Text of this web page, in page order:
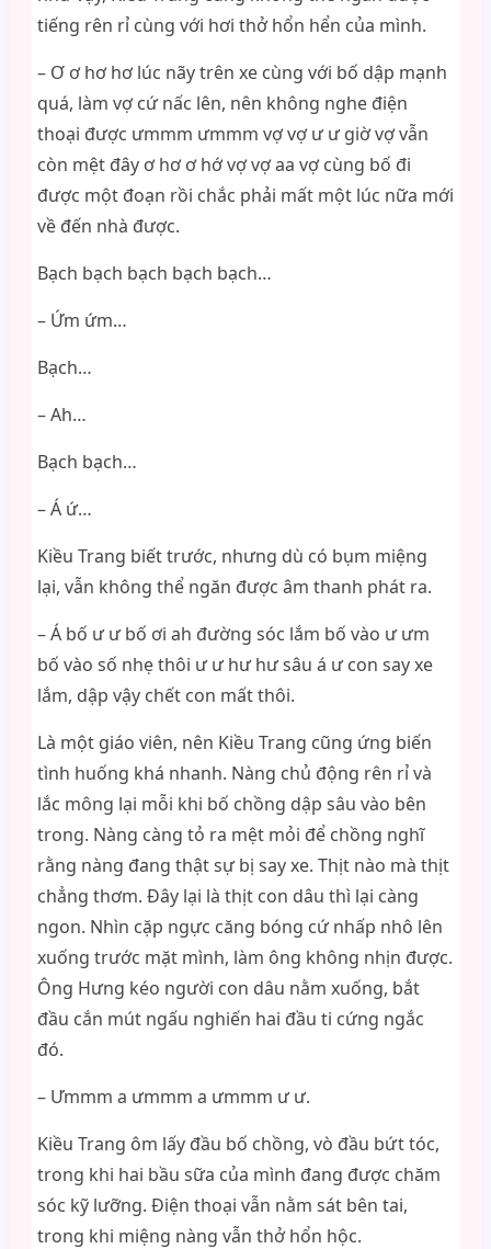
tiếng rên rỉ cùng với hơi thở hổn hển của mình.
– Ơ ơ hơ hơ lúc nãy trên xe cùng với bố dập mạnh
quá, làm vợ cứ nấc lên, nên không nghe điện
thoại được ưmmm ưmmm vợ vợ ư ư giờ vợ vẫn
còn mệt đây ơ hơ ơ hớ vợ vợ aa vợ cùng bố đi
được một đoạn rồi chắc phải mất một lúc nữa mới
về đến nhà được.
Bạch bạch bạch bạch bạch…
– Ứm ứm…
Bạch…
– Ah…
Bạch bạch…
– Á ứ…
Kiều Trang biết trước, nhưng dù có bụm miệng
lại, vẫn không thể ngăn được âm thanh phát ra.
– Á bố ư ư bố ơi ah đường sóc lắm bố vào ư ưm
bố vào số nhẹ thôi ư ư hư hư sâu á ư con say xe
lắm, dập vậy chết con mất thôi.
Là một giáo viên, nên Kiều Trang cũng ứng biến
tình huống khá nhanh. Nàng chủ động rên rỉ và
lắc mông lại mỗi khi bố chồng dập sâu vào bên
trong. Nàng càng tỏ ra mệt mỏi để chồng nghĩ
rằng nàng đang thật sự bị say xe. Thịt nào mà thịt
chẳng thơm. Đây lại là thịt con dâu thì lại càng
ngon. Nhìn cặp ngực căng bóng cứ nhấp nhô lên
xuống trước mặt mình, làm ông không nhịn được.
Ông Hưng kéo người con dâu nằm xuống, bắt
đầu cắn mút ngấu nghiến hai đầu ti cứng ngắc
đó.
– Ưmmm a ưmmm a ưmmm ư ư.
Kiều Trang ôm lấy đầu bố chồng, vò đầu bứt tóc,
trong khi hai bầu sữa của mình đang được chăm
sóc kỹ lưỡng. Điện thoại vẫn nằm sát bên tai,
trong khi miệng nàng vẫn thở hổn hộc.